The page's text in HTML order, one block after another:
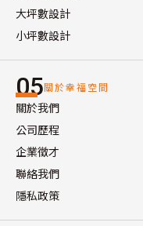
大坪數設計
小坪數設計
05關於幸福空間
關於我們
公司歷程
企業徵才
聯絡我們
隱私政策